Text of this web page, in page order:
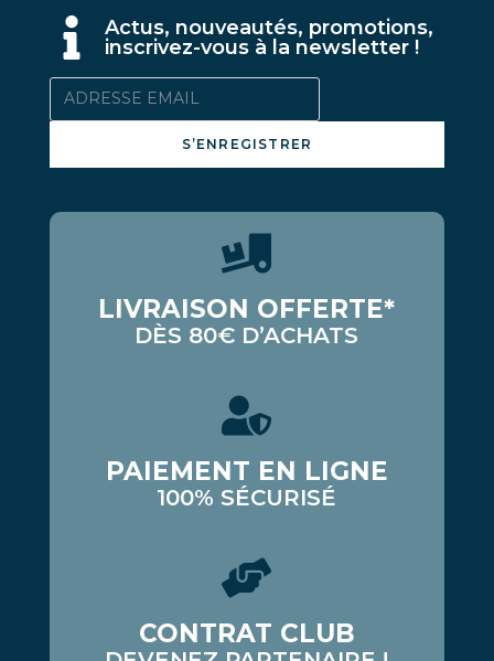
Actus, nouveautés, promotions,
inscrivez-vous à la newsletter !
S’ENREGISTRER
LIVRAISON OFFERTE*
DÈS 80€ D’ACHATS
PAIEMENT EN LIGNE
100% SÉCURISÉ
CONTRAT CLUB